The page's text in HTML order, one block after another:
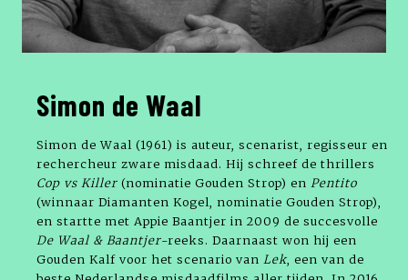
Simon de Waal
Simon de Waal (1961) is auteur, scenarist, regisseur en
rechercheur zware misdaad. Hij schreef de thrillers
Cop vs Killer (nominatie Gouden Strop) en Pentito
(winnaar Diamanten Kogel, nominatie Gouden Strop),
en startte met Appie Baantjer in 2009 de succesvolle
De Waal & Baantjer-reeks. Daarnaast won hij een
Gouden Kalf voor het scenario van Lek , een van de